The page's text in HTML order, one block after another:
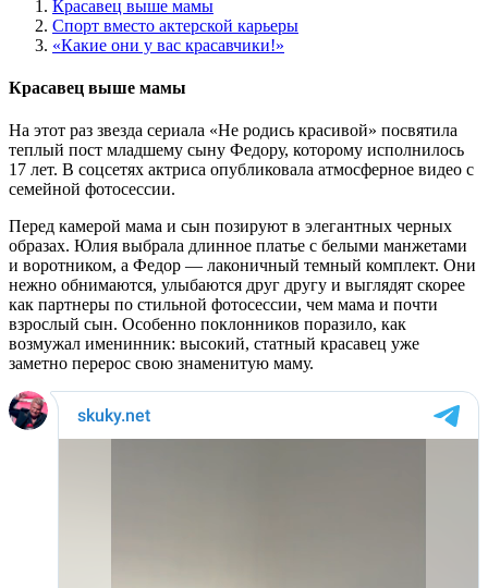
Красавец выше мамы
Спорт вместо актерской карьеры
«Какие они у вас красавчики!»
Красавец выше мамы
На этот раз звезда сериала «Не родись красивой» посвятила
теплый пост младшему сыну Федору, которому исполнилось
17 лет. В соцсетях актриса опубликовала атмосферное видео с
семейной фотосессии.
Перед камерой мама и сын позируют в элегантных черных
образах. Юлия выбрала длинное платье с белыми манжетами
и воротником, а Федор — лаконичный темный комплект. Они
нежно обнимаются, улыбаются друг другу и выглядят скорее
как партнеры по стильной фотосессии, чем мама и почти
взрослый сын. Особенно поклонников поразило, как
возмужал именинник: высокий, статный красавец уже
заметно перерос свою знаменитую маму.